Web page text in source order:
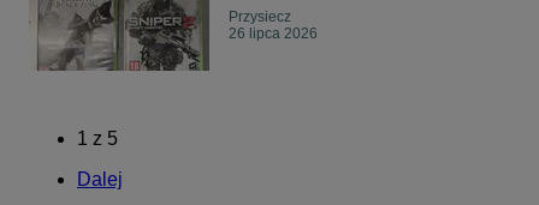
Przysiecz
26 lipca 2026
1 z 5
Dalej